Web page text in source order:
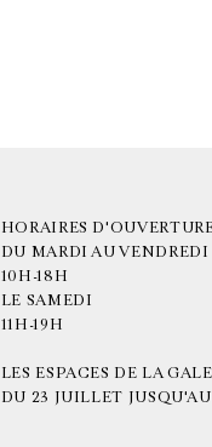
HORAIRES
DU MARDI AU VENDREDI
10H-18H
LE SAMEDI
11H-19H
LES ESPACES DE LA
DU 23 JUILLET